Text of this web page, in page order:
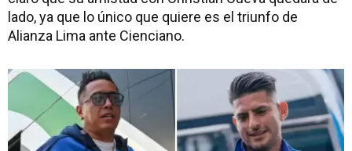
lado, ya que lo único que quiere es el triunfo de
Alianza Lima ante Cienciano.